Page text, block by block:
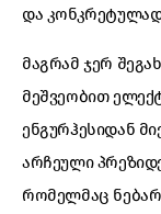
და კონკრეტულად
მაგრამ ჯერ
მეშვეობით
ენგურჰესიდან
არჩეული
რომელმაც